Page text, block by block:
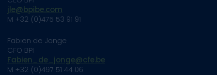
jle@bpibe.com
M +32 (0)475 53 91 91
Fabien de Jonge
CFO BPI
Fabien_de_jonge@cfe.be
M +32 (0)497 51 44 06